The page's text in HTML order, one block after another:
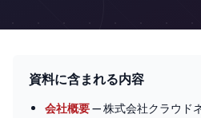
資料に含まれる内容
会社概要— 株式会社クラウド